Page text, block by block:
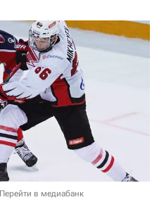
Перейти в медиабанк